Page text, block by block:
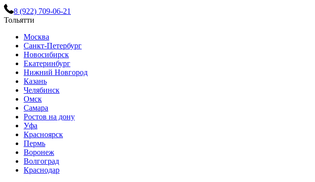
8 (922) 709-06-21
Тольятти
Москва
Санкт-Петербург
Новосибирск
Екатеринбург
Нижний Новгород
Казань
Челябинск
Омск
Самара
Ростов на дону
Уфа
Красноярск
Пермь
Воронеж
Волгоград
Краснодар